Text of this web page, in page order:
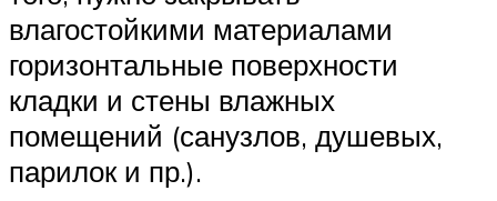
влагостойкими материалами
горизонтальные поверхности
кладки и стены влажных
помещений (санузлов, душевых,
парилок и пр.).